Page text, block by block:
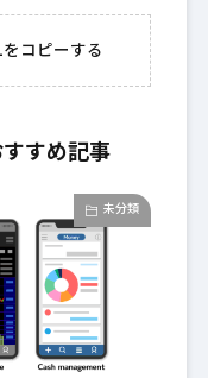
コピーする
すめ記事
未分類